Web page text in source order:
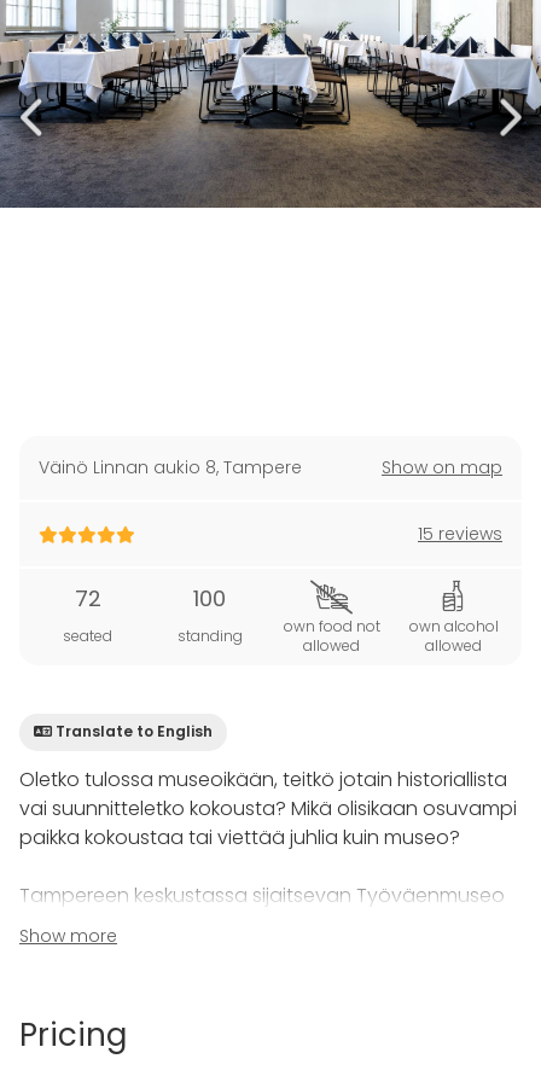
Väinö Linnan aukio 8, Tampere Show on map
15 reviews
72
seated
100
standing
own food not
allowed
own alcohol
allowed
Translate to English
Oletko tulossa museoikään, teitkö jotain historiallista
vai suunnitteletko kokousta? Mikä olisikaan osuvampi
paikka kokoustaa tai viettää juhlia kuin museo?
Tampereen keskustassa sijaitsevan Työväenmuseo
Werstaan vasta uudistettu Bertel-sali tarjoaa
omaleimaiset puitteet monenlaisten tilaisuuksien
yritystilaisuudet ja muistorikkaat perhejuhlat noin 40-
Show more
Pricing